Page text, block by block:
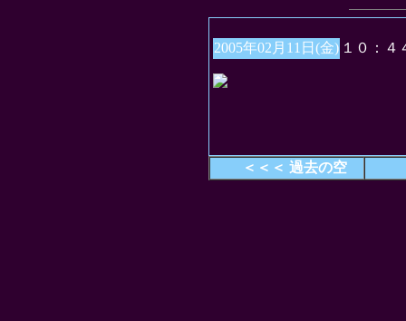
2005年02月11日(金) １０：４
＜＜＜ 過去の空